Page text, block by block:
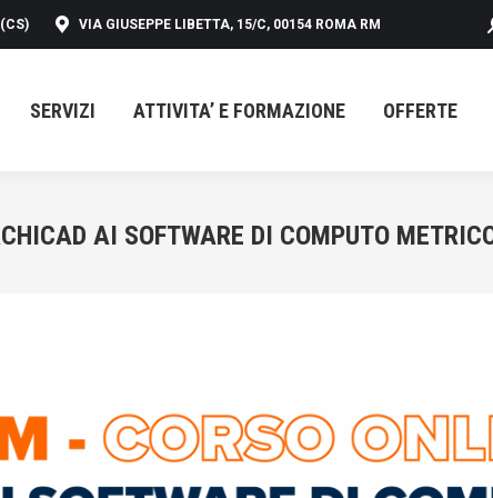
VIA GIUSEPPE LIBETTA, 15/C, 00154 ROMA RM
SERVIZI ATTIVITA’ E FORMAZIONE OFFERTE
AI SOFTWARE DI COMPUTO
SERVIZI